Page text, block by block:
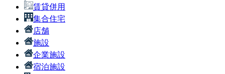
賃貸併用
集合住宅
店舗
施設
企業施設
宿泊施設